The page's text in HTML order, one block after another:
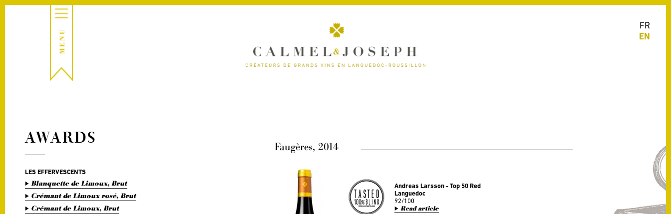
FR
EN
AWARDS
LES EFFERVESCENTS
Blanquette de Limoux, Brut
Crémant de Limoux rosé, Brut
Crémant de Limoux, Brut
Faugères, 2014
Andreas Larsson - Top 50 Red
Languedoc
92/100
Read article